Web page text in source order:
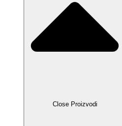
Close Proizvodi